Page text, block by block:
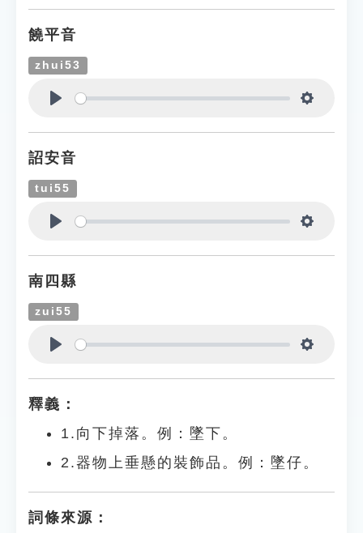
饒平音
zhui53
詔安音
tui55
南四縣
zui55
釋義：
1.向下掉落。例：墜下。
2.器物上垂懸的裝飾品。例：墜仔。
詞條來源：